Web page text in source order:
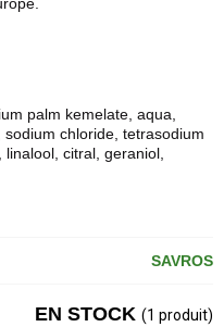
palm kemelate, aqua,
chloride, tetrasodium
citral, geraniol,
SAVROS
EN STOCK (1 produit)